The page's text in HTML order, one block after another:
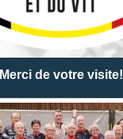
Merci de votre visite!